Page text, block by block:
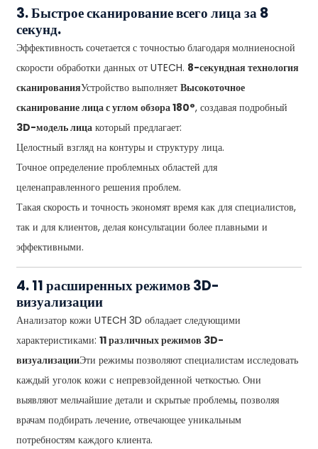
3. Быстрое сканирование всего лица за 8
секунд.
Эффективность сочетается с точностью благодаря молниеносной
скорости обработки данных от UTECH. 8-секундная технология
сканированияУстройство выполняет Высокоточное
сканирование лица с углом обзора 180°, создавая подробный
3D-модель лицакоторый предлагает:
Целостный взгляд на контуры и структуру лица.
Точное определение проблемных областей для
целенаправленного решения проблем.
Такая скорость и точность экономят время как для специалистов,
так и для клиентов, делая консультации более плавными и
эффективными.
4. 11 расширенных режимов 3D-
визуализации
Анализатор кожи UTECH 3D обладает следующими
характеристиками: 11 различных режимов 3D-
визуализацииЭти режимы позволяют специалистам исследовать
каждый уголок кожи с непревзойденной четкостью. Они
выявляют мельчайшие детали и скрытые проблемы, позволяя
врачам подбирать лечение, отвечающее уникальным
потребностям каждого клиента.